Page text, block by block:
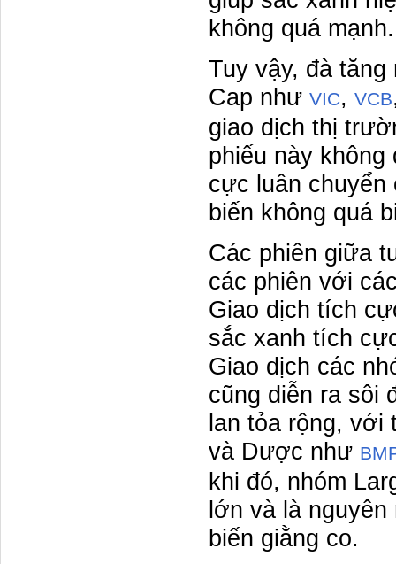
không quá mạnh.
Tuy vậy, đà
Cap như VIC, VCB
giao dịch thị
phiếu này không
cực luân
biến không quá
Các phiên giữa
các phiên với
Giao dịch tích
sắc xanh tích
Giao dịch các
cũng diễn ra sôi
lan tỏa rộng, với
và Dược như
khi đó, nhóm
lớn và là
biến giằng co.